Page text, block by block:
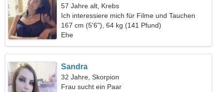
57 Jahre alt, Krebs
Ich interessiere mich für Filme und Tauchen
167 cm (5'6"), 64 kg (141 Pfund)
Ehe
Sandra
32 Jahre, Skorpion
Frau sucht ein Paar